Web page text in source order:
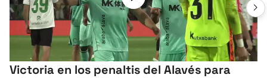
Victoria en los penaltis del Alavés para